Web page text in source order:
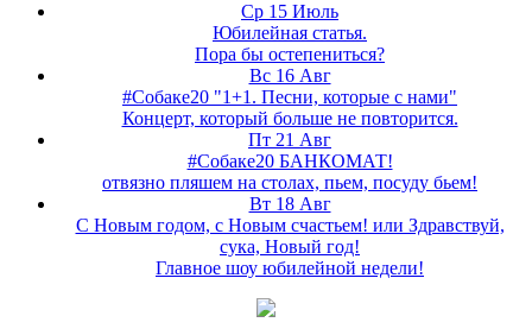
Ср 15 Июль
Юбилейная статья.
Пора бы остепениться?
Вс 16 Авг
#Собаке20 "1+1. Песни, которые с нами"
Концерт, который больше не повторится.
Пт 21 Авг
#Собаке20 БАНКОМАТ!
отвязно пляшем на столах, пьем, посуду бьем!
Вт 18 Авг
С Новым годом, с Новым счастьем! или Здравствуй,
сука, Новый год!
Главное шоу юбилейной недели!